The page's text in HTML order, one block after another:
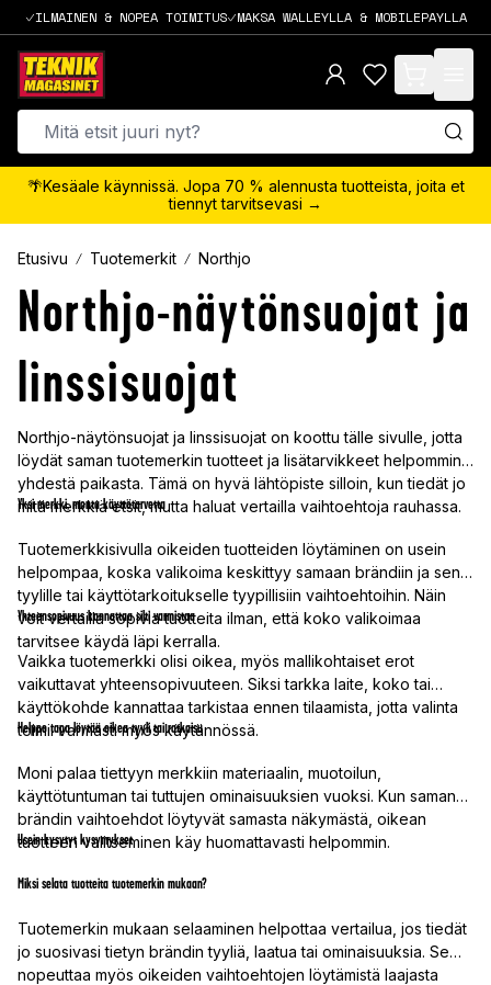
ILMAINEN & NOPEA TOIMITUS MAKSA WALLEYLLA & MOBILEPAYLLA
items in cart,
🌴Kesäale käynnissä. Jopa 70 % alennusta tuotteista, joita et
tiennyt tarvitsevasi →
Etusivu Tuotemerkit Northjo
Northjo-näytönsuojat ja
linssisuojat
Northjo-näytönsuojat ja linssisuojat on koottu tälle sivulle, jotta
löydät saman tuotemerkin tuotteet ja lisätarvikkeet helpommin
yhdestä paikasta. Tämä on hyvä lähtöpiste silloin, kun tiedät jo
mitä merkkiä etsit, mutta haluat vertailla vaihtoehtoja rauhassa.
Yksi merkki, monta käyttötarvetta
Tuotemerkkisivulla oikeiden tuotteiden löytäminen on usein
helpompaa, koska valikoima keskittyy samaan brändiin ja sen
tyylille tai käyttötarkoitukselle tyypillisiin vaihtoehtoihin. Näin
voit vertailla sopivia tuotteita ilman, että koko valikoimaa
tarvitsee käydä läpi kerralla.
Yhteensopivuus kannattaa silti varmistaa
Vaikka tuotemerkki olisi oikea, myös mallikohtaiset erot
vaikuttavat yhteensopivuuteen. Siksi tarkka laite, koko tai
käyttökohde kannattaa tarkistaa ennen tilaamista, jotta valinta
toimii varmasti myös käytännössä.
Helppo tapa löytää oikea tyyli tai ratkaisu
Moni palaa tiettyyn merkkiin materiaalin, muotoilun,
käyttötuntuman tai tuttujen ominaisuuksien vuoksi. Kun saman
brändin vaihtoehdot löytyvät samasta näkymästä, oikean
tuotteen valitseminen käy huomattavasti helpommin.
Usein kysytyt kysymykset
Miksi selata tuotteita tuotemerkin mukaan?
Tuotemerkin mukaan selaaminen helpottaa vertailua, jos tiedät
jo suosivasi tietyn brändin tyyliä, laatua tai ominaisuuksia. Se
nopeuttaa myös oikeiden vaihtoehtojen löytämistä laajasta